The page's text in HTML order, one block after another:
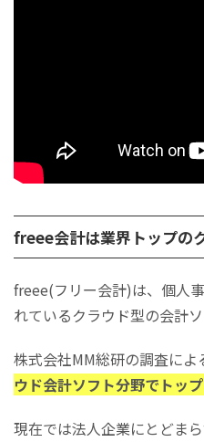
freee(フリー会計)とおす
freee(フリー会計)につい
freee会計は業界トップの
freee(フリー会計)は、個人
れているクラウド型の会計ソ
株式会社MM総研の調査によ
ウド会計ソフト分野でトッ
現在では法人企業にとどま